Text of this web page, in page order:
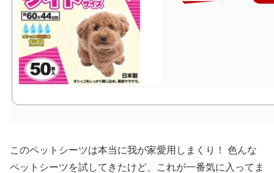
このペットシーツは本当に我が家愛用しまくり！ 色んな
ペットシーツを試してきたけど、これが一番気に入ってま